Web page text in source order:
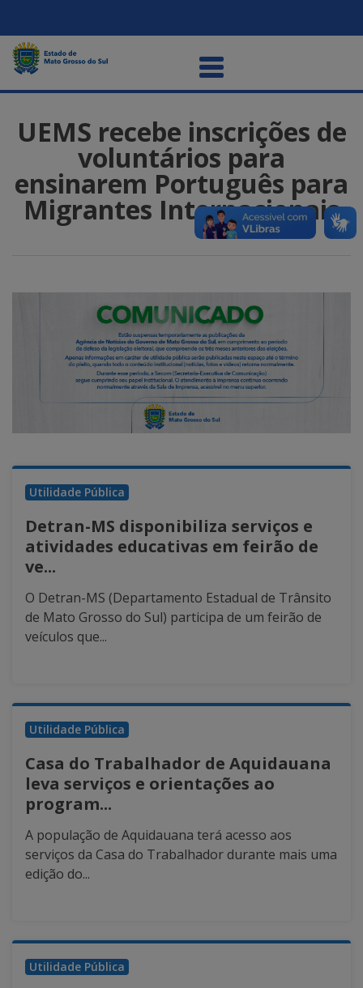
UEMS recebe inscrições de
voluntários para
ensinarem Português para
Migrantes Internacionais
Utilidade Pública
Detran-MS disponibiliza serviços e
atividades educativas em feirão de
ve...
O Detran-MS (Departamento Estadual de Trânsito
de Mato Grosso do Sul) participa de um feirão de
veículos que...
Utilidade Pública
Casa do Trabalhador de Aquidauana
leva serviços e orientações ao
program...
A população de Aquidauana terá acesso aos
serviços da Casa do Trabalhador durante mais uma
edição do...
Utilidade Pública